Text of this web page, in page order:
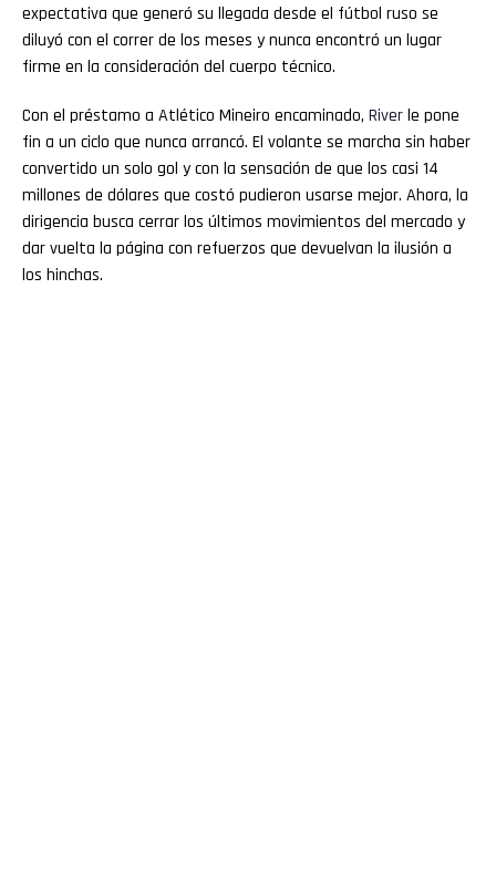
expectativa que generó su llegada desde el fútbol ruso se
diluyó con el correr de los meses y nunca encontró un lugar
firme en la consideración del cuerpo técnico.
Con el préstamo a Atlético Mineiro encaminado, Riverle pone
fin a un ciclo que nunca arrancó. El volante se marcha sin haber
convertido un solo gol y con la sensación de que los casi 14
millones de dólares que costó pudieron usarse mejor. Ahora, la
dirigencia busca cerrar los últimos movimientos del mercado y
dar vuelta la página con refuerzos que devuelvan la ilusión a
los hinchas.